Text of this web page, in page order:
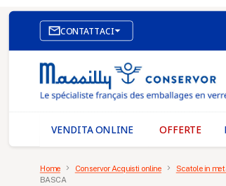
CONTATTACI
SITO WEB DI E-COMMERCE
I NOSTRI UFFICI
MASSILLY CONSERVOR
VENDITA ONLINE OFFERTE
Home Conservor Acquisti online Scatole in
BASCA